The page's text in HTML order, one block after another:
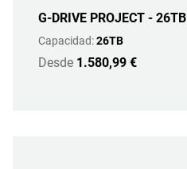
G-DRIVE PROJECT - 26TB
Capacidad:26TB
Desde 1.580,99 €